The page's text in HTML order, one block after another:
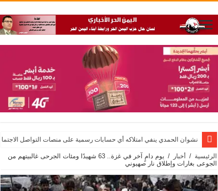
نشوان الحمدي ينفي امتلاكه أي حسابات رسمية على منصات التواصل
الرئيسية / أخبار /
يوم دامٍ آخر في غزة.. 63 شهيدًا ومئات الجرحى غالبيتهم من
الجوعى بغارات وإطلاق نار صهيوني